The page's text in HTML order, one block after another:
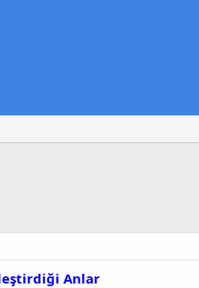
Anlar